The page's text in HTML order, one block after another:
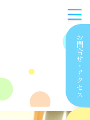
お問合せ
・
アクセス